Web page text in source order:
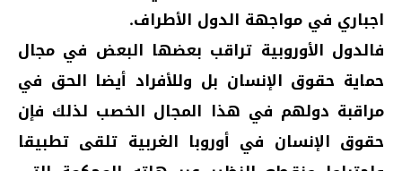
اجباري في مواجهة الدول الأطراف.
فالدول الأوروبية تراقب بعضها البعض في مجال
حماية حقوق الإنسان بل وللأفراد أيضا الحق في
مراقبة دولهم في هذا المجال الخصب لذلك فإن
حقوق الإنسان في أوروبا الغربية تلقى تطبيقا